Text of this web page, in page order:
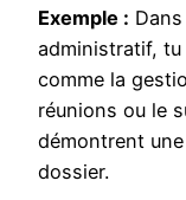
Exemple :
administratif,
comme la
réunions ou le
démontrent
dossier.